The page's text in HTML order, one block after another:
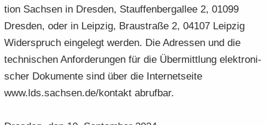
ti­on Sach­sen in Dres­den, Stauf­fen­berg­al­lee 2, 01099
Dres­den, oder in Leip­zig, Brau­stra­ße 2, 04107 Leip­zig
Wi­der­spruch ein­ge­legt wer­den. Die Adres­sen und die
tech­ni­schen An­for­de­run­gen für die Über­mitt­lung elek­tro­ni­
scher Do­ku­men­te sind über die In­ter­net­sei­te
www.lds.sach­sen.de/kon­takt ab­ruf­bar.